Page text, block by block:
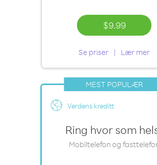
$9.99
Se priser Lær mer
MEST POPULÆR
Verdens kreditt
Ring hvor som
Mobiltelefon og